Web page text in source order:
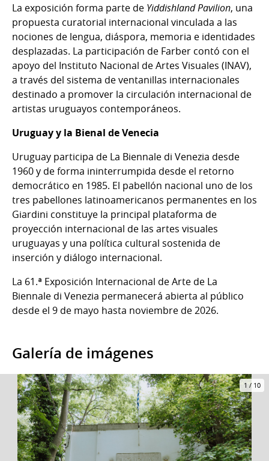
La exposición forma parte de Yiddishland Pavilion, una
propuesta curatorial internacional vinculada a las
nociones de lengua, diáspora, memoria e identidades
desplazadas. La participación de Farber contó con el
apoyo del Instituto Nacional de Artes Visuales (INAV),
a través del sistema de ventanillas internacionales
destinado a promover la circulación internacional de
artistas uruguayos contemporáneos.
Uruguay y la Bienal de Venecia
Uruguay participa de La Biennale di Venezia desde
1960 y de forma ininterrumpida desde el retorno
democrático en 1985. El pabellón nacional uno de los
tres pabellones latinoamericanos permanentes en los
Giardini constituye la principal plataforma de
proyección internacional de las artes visuales
uruguayas y una política cultural sostenida de
inserción y diálogo internacional.
La 61.ª Exposición Internacional de Arte de La
Biennale di Venezia permanecerá abierta al público
desde el 9 de mayo hasta noviembre de 2026.
Galería de imágenes
1 / 10